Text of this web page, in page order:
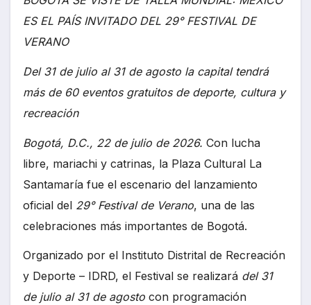
ES EL PAÍS INVITADO DEL 29° FESTIVAL DE
VERANO
Del 31 de julio al 31 de agosto la capital tendrá
más de 60 eventos gratuitos de deporte, cultura y
recreación
Bogotá, D.C., 22 de julio de 2026. Con lucha
libre, mariachi y catrinas, la Plaza Cultural La
Santamaría fue el escenario del lanzamiento
oficial del 29° Festival de Verano, una de las
celebraciones más importantes de Bogotá.
Organizado por el Instituto Distrital de Recreación
y Deporte – IDRD, el Festival se realizará del 31
de julio al 31 de agosto con programación